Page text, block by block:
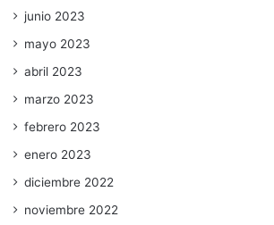
junio 2023
mayo 2023
abril 2023
marzo 2023
febrero 2023
enero 2023
diciembre 2022
noviembre 2022